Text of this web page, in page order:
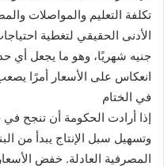
تكلفة التعليم والمواصلات
جنيه شهريًا، وهو ما يجعل
انعكاس على الأسعار أمرًا
في الختام
إذا أرادت الحكومة أن تنجح في
وتسهيل سبل الإنتاج يبدأ من
المصرفية العادلة. خفض